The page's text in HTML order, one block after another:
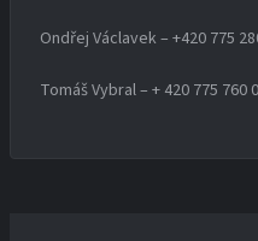
Ondřej Václavek – +420 775
Tomáš Vybral – + 420 775 760